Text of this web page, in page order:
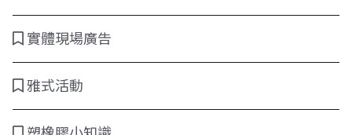
實體現場廣告
雅式活動